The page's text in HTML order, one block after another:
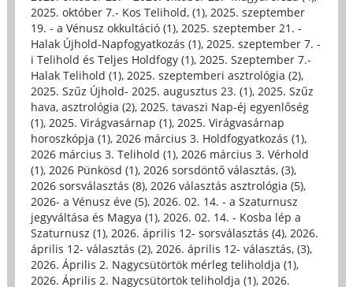
2025. október 7.- Kos Telihold, (1), 2025. szeptember
19. - a Vénusz okkultáció (1), 2025. szeptember 21. -
Halak Újhold-Napfogyatkozás (1), 2025. szeptember 7. -
i Telihold és Teljes Holdfogy (1), 2025. Szeptember 7.-
Halak Telihold (1), 2025. szeptemberi asztrológia (2),
2025. Szűz Újhold- 2025. augusztus 23. (1), 2025. Szűz
hava, asztrológia (2), 2025. tavaszi Nap-éj egyenlőség
(1), 2025. Virágvasárnap (1), 2025. Virágvasárnap
horoszkópja (1), 2026 március 3. Holdfogyatkozás (1),
2026 március 3. Telihold (1), 2026 március 3. Vérhold
(1), 2026 Pünkösd (1), 2026 sorsdöntő választás, (3),
2026 sorsválasztás (8), 2026 választás asztrológia (5),
2026- a Vénusz éve (5), 2026. 02. 14. - a Szaturnusz
jegyváltása és Magya (1), 2026. 02. 14. - Kosba lép a
Szaturnusz (1), 2026. április 12- sorsválasztás (4), 2026.
április 12- választás (2), 2026. április 12- választás, (3),
2026. Április 2. Nagycsütörtök mérleg teliholdja (1),
2026. Április 2. Nagycsütörtök teliholdja (1), 2026.